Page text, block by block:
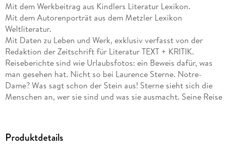
Mit dem Werkbeitrag aus Kindlers Literatur Lexikon.
Mit dem Autorenporträt aus dem Metzler Lexikon
Weltliteratur.
Mit Daten zu Leben und Werk, exklusiv verfasst von der
Redaktion der Zeitschrift für Literatur TEXT + KRITIK.
Reiseberichte sind wie Urlaubsfotos: ein Beweis dafür, was
man gesehen hat. Nicht so bei Laurence Sterne. Notre-
Dame? Was sagt schon der Stein aus! Sterne sieht sich die
Menschen an, wer sie sind und was sie ausmacht. Seine Reise
Außenseiter. Eigenwillig erzählt Sterne im Kreis, vor und
Produktdetails